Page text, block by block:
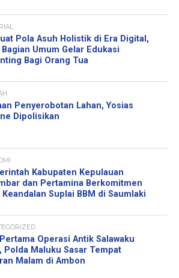
Pola Asuh Holistik di Era Digital,
Bagian Umum Gelar Edukasi
Bagi Orang Tua
Penyerobotan Lahan, Yosias
Dipolisikan
Kabupaten Kepulauan
dan Pertamina Berkomitmen
Keandalan Suplai BBM di Saumlaki
Operasi Antik Salawaku
Polda Maluku Sasar Tempat
Malam di Ambon